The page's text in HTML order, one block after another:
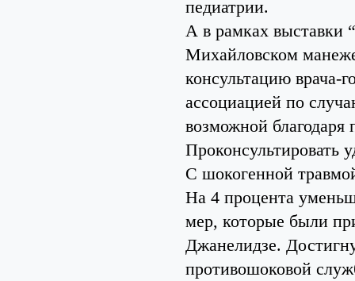
педиатрии.
А в рамках выставки
Михайловском
консультацию врача-
ассоциацией по
возможной
Проконсультировать
С шокогенной
На 4 процента
мер, которые были
Джанелидзе.
противошоковой